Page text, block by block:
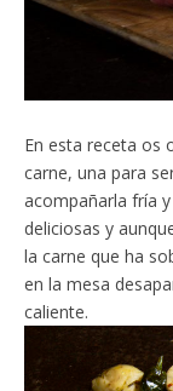
En esta receta os
carne, una para
acompañarla fría
deliciosas y
la carne que ha
en la mesa
caliente.